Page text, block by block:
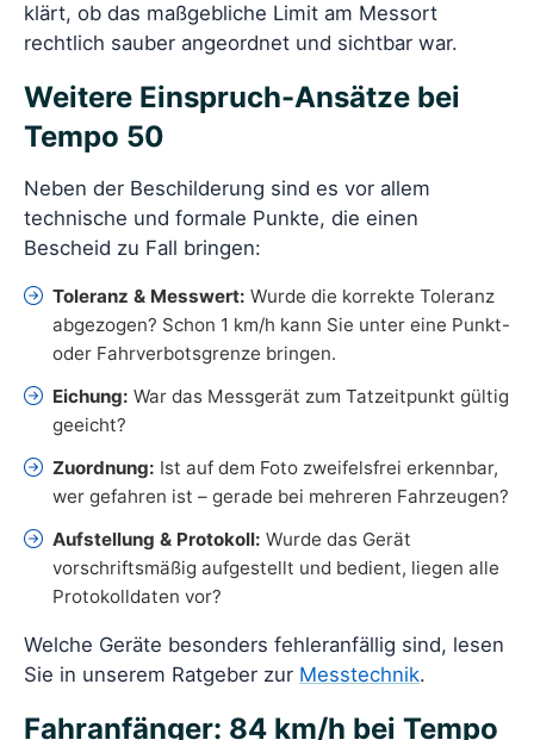
klärt, ob das maßgebliche Limit am Messort
rechtlich sauber angeordnet und sichtbar war.
Weitere Einspruch-Ansätze bei
Tempo 50
Neben der Beschilderung sind es vor allem
technische und formale Punkte, die einen
Bescheid zu Fall bringen:
Toleranz & Messwert: Wurde die korrekte Toleranz
abgezogen? Schon 1 km/h kann Sie unter eine Punkt-
oder Fahrverbotsgrenze bringen.
Eichung: War das Messgerät zum Tatzeitpunkt gültig
geeicht?
Zuordnung: Ist auf dem Foto zweifelsfrei erkennbar,
wer gefahren ist – gerade bei mehreren Fahrzeugen?
Aufstellung & Protokoll: Wurde das Gerät
vorschriftsmäßig aufgestellt und bedient, liegen alle
Protokolldaten vor?
Welche Geräte besonders fehleranfällig sind, lesen
Sie in unserem Ratgeber zur Messtechnik.
Fahranfänger: 84 km/h bei Tempo